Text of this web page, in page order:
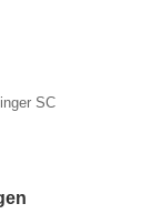
SC